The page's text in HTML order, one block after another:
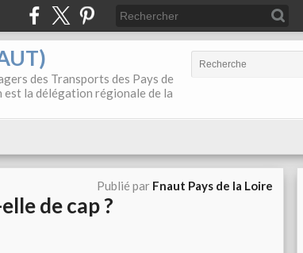
des Transports des Pays de
est la délégation régionale de la
Publié par Fnaut Pays de la Loire
de cap ?